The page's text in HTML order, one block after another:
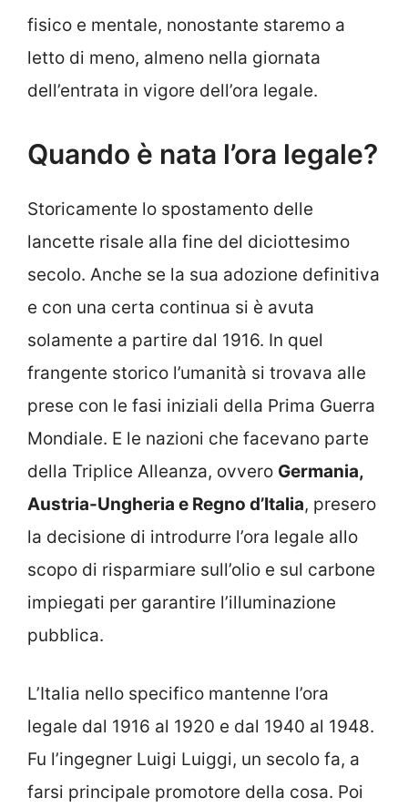
fisico e mentale, nonostante staremo a
letto di meno, almeno nella giornata
dell’entrata in vigore dell’ora legale.
Quando è nata l’ora legale?
Storicamente lo spostamento delle
lancette risale alla fine del diciottesimo
secolo. Anche se la sua adozione definitiva
e con una certa continua si è avuta
solamente a partire dal 1916. In quel
frangente storico l’umanità si trovava alle
prese con le fasi iniziali della Prima Guerra
Mondiale. E le nazioni che facevano parte
della Triplice Alleanza, ovvero Germania,
Austria-Ungheria e Regno d’Italia, presero
la decisione di introdurre l’ora legale allo
scopo di risparmiare sull’olio e sul carbone
impiegati per garantire l’illuminazione
pubblica.
L’Italia nello specifico mantenne l’ora
legale dal 1916 al 1920 e dal 1940 al 1948.
Fu l’ingegner Luigi Luiggi, un secolo fa, a
farsi principale promotore della cosa. Poi